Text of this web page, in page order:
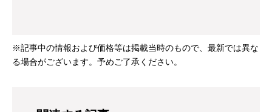
※記事中の情報および価格等は掲載当時のもので、最新では異な
る場合がございます。予めご了承ください。